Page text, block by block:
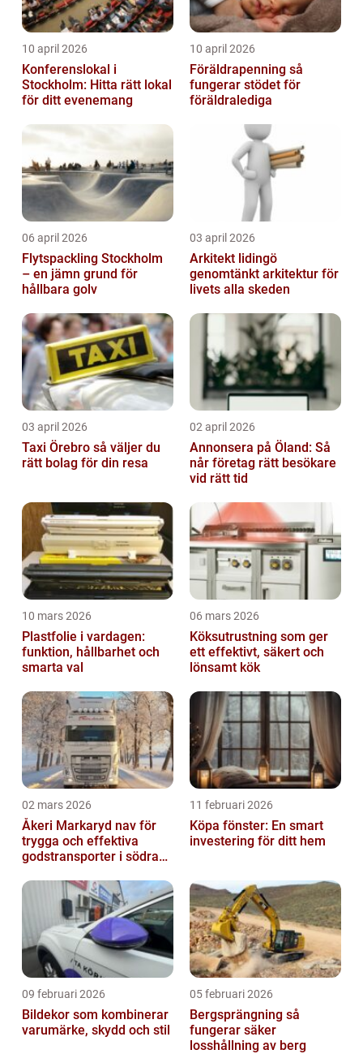
10 april 2026
Konferenslokal i
Stockholm: Hitta rätt lokal
för ditt evenemang
10 april 2026
Föräldrapenning så
fungerar stödet för
föräldralediga
06 april 2026
Flytspackling Stockholm
– en jämn grund för
hållbara golv
03 april 2026
Arkitekt lidingö
genomtänkt arkitektur för
livets alla skeden
03 april 2026
Taxi Örebro så väljer du
rätt bolag för din resa
02 april 2026
Annonsera på Öland: Så
når företag rätt besökare
vid rätt tid
10 mars 2026
Plastfolie i vardagen:
funktion, hållbarhet och
smarta val
06 mars 2026
Köksutrustning som ger
ett effektivt, säkert och
lönsamt kök
02 mars 2026
Åkeri Markaryd nav för
trygga och effektiva
godstransporter i södra
11 februari 2026
Köpa fönster: En smart
investering för ditt hem
09 februari 2026
Bildekor som kombinerar
varumärke, skydd och stil
05 februari 2026
Bergsprängning så
fungerar säker
losshållning av berg